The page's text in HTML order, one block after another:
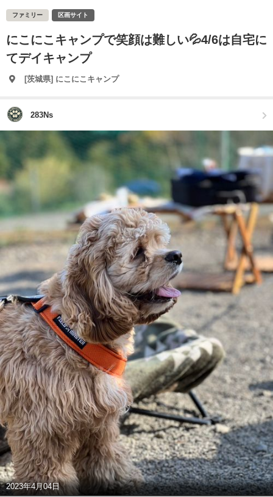
ファミリー 区画サイト
にこにこキャンプで笑顔は難しい💦4/6は自宅に
てデイキャンプ
[茨城県] にこにこキャンプ
283Ns
2023年4月04日